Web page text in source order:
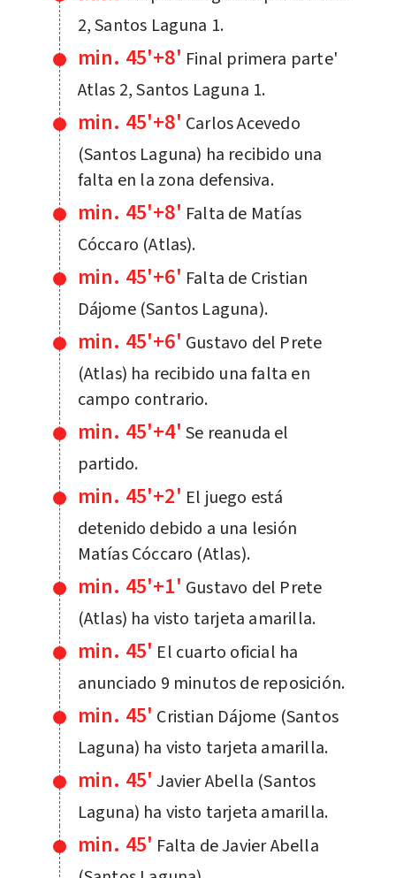
2, Santos Laguna 1.
min. 45'+8' Final primera parte'
Atlas 2, Santos Laguna 1.
min. 45'+8' Carlos Acevedo
(Santos Laguna) ha recibido una
falta en la zona defensiva.
min. 45'+8' Falta de Matías
Cóccaro (Atlas).
min. 45'+6' Falta de Cristian
Dájome (Santos Laguna).
min. 45'+6' Gustavo del Prete
(Atlas) ha recibido una falta en
campo contrario.
min. 45'+4' Se reanuda el
partido.
min. 45'+2' El juego está
detenido debido a una lesión
Matías Cóccaro (Atlas).
min. 45'+1' Gustavo del Prete
(Atlas) ha visto tarjeta amarilla.
min. 45' El cuarto oficial ha
anunciado 9 minutos de reposición.
min. 45' Cristian Dájome (Santos
Laguna) ha visto tarjeta amarilla.
min. 45' Javier Abella (Santos
Laguna) ha visto tarjeta amarilla.
min. 45' Falta de Javier Abella